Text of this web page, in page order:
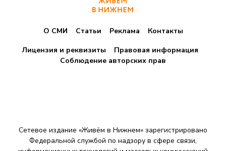
О СМИ Статьи Реклама
Контакты
Лицензия и реквизиты
Правовая информация
Соблюдение авторских прав
Сетевое издание «Живём в Нижнем» зарегистрировано
Федеральной службой по надзору в сфере связи,